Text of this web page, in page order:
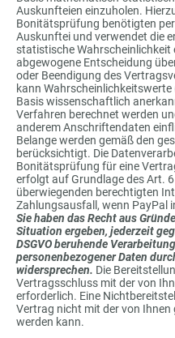
Auskunfteien einzuholen.
Bonitätsprüfung benötigten
Auskunftei und verwendet die
statistische
abgewogene Entscheidung
oder Beendigung des
kann
Basis wissenschaftlich
Verfahren berechnet werden
anderem Anschriftendaten
Belange werden gemäß den
berücksichtigt. Die
Bonitätsprüfung für eine
erfolgt auf Grundlage des Art.
überwiegenden berechtigten
Zahlungsausfall, wenn PayPal
Sie haben das Recht aus
Situation ergeben, jederzeit
DSGVO beruhende
personenbezogener Daten
widersprechen. Die
Vertragsschluss mit der von
erforderlich. Eine
Vertrag nicht mit der von
werden kann.